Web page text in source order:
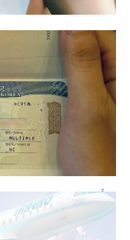
làm không?
hợp nào được miễn